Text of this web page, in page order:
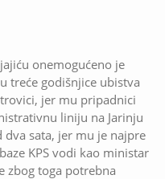
onemogućeno je
treće godišnjice ubistva
jer mu pripadnici
liniju na Jarinju
dva sata, jer mu je najpre
KPS vodi kao ministar
zbog toga potrebna